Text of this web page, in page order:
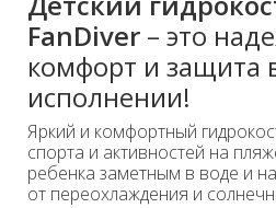
FanDiver – это
комфорт и защита
исполнении!
Яркий и комфортный
спорта и активностей на
ребенка заметным в воде и
от переохлаждения и